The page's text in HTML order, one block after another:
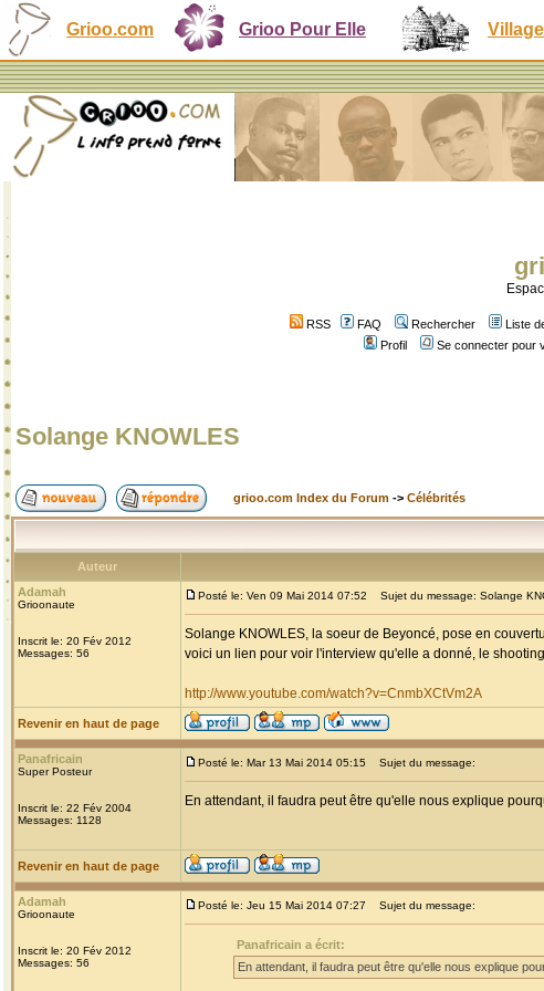
Grioo.com Grioo Pour Elle Village
RSS FAQ Rechercher Liste
Profil
Se connecter pour
Solange KNOWLES
grioo.com Index du Forum -> Célébrités
Auteur
Adamah
Grioonaute
Inscrit le: 20 Fév 2012
Messages: 56
Posté le: Ven 09 Mai 2014 07:52 Sujet du message: Solange
Solange KNOWLES, la soeur de Beyoncé, pose en
voici un lien pour voir l'interview qu'elle a donné, le shooting
http://www.youtube.com/watch?v=CnmbXCtVm2A
Revenir en haut de page
Panafricain
Super Posteur
Inscrit le: 22 Fév 2004
Messages: 1128
Posté le: Mar 13 Mai 2014 05:15 Sujet du message:
En attendant, il faudra peut être qu'elle nous explique
Revenir en haut de page
Adamah
Grioonaute
Inscrit le: 20 Fév 2012
Messages: 56
Posté le: Jeu 15 Mai 2014 07:27 Sujet du message:
Panafricain a écrit:
En attendant, il faudra peut être qu'elle nous explique